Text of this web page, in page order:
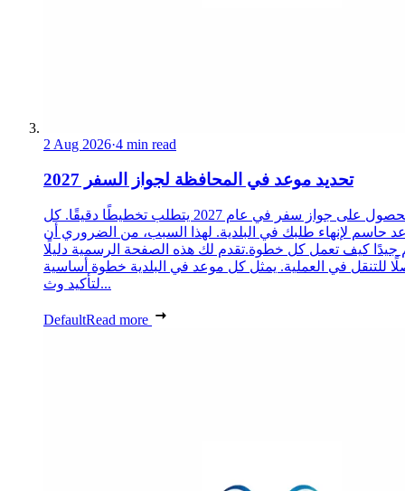
2 Aug 2026·4 min read
تحديد موعد في المحافظة لجواز السفر 2027
الحصول على جواز سفر في عام 2027 يتطلب تخطيطًا دقيقًا. كل
حاسم لإنهاء طلبك في البلدية. لهذا السبب، من الضروري أن
جيدًا كيف تعمل كل خطوة.تقدم لك هذه الصفحة الرسمية دليلًا
للتنقل في العملية. يمثل كل موعد في البلدية خطوة أساسية
لتأكيد وث...
DefaultRead more